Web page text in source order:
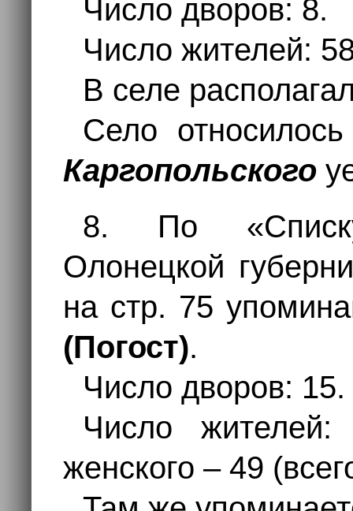
Число дворов: 8.
Число жителей:
В селе
Село
Каргопольского
8. По
Олонецкой
на стр. 75
(Погост).
Число дворов: 15.
Число
женского – 49